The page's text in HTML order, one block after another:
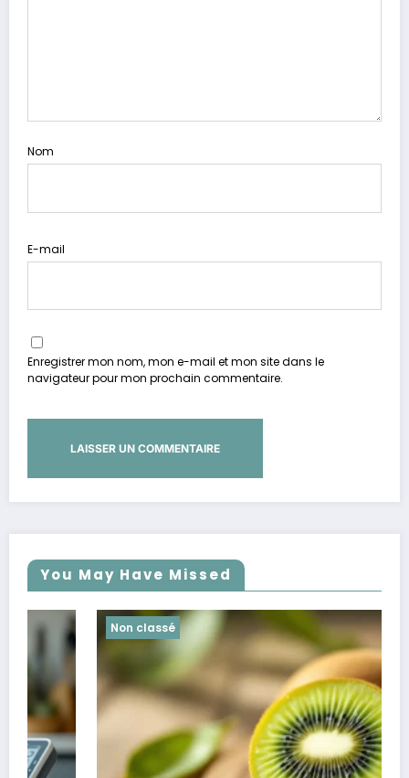
Nom
E-mail
Enregistrer mon nom, mon e-mail et mon site dans le
navigateur pour mon prochain commentaire.
You May Have Missed
Non classé